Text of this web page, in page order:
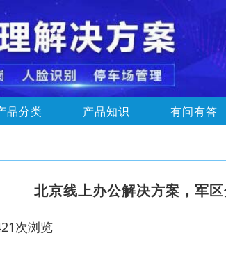
品分类 产品知识 有问有答
北京线上办公解决方案，军
次浏览